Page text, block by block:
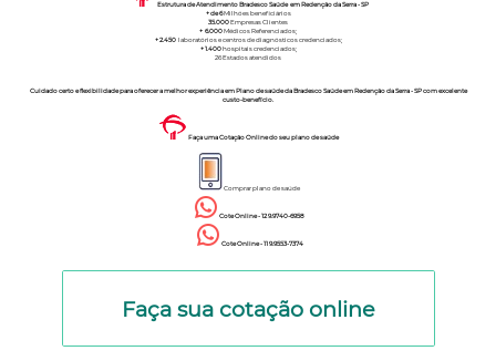
Faça sua cotação online
Estrutura de Atendimento Bradesco Saúde em Redenção da Serra - SP
+ de 6Milhões beneficiários
35.000 Empresas Clientes
+ 6.000 Médicos Referenciados;
+ 2.450laboratórios e centros de diagnósticos credenciados;
+ 1.400hospitais credenciados;
26 Estados atendidos
Cuidado certo e flexibilidade para oferecer a melhor experiência em Plano de saúde da Bradesco Saúde em Redenção da Serra - SP com excelente
custo-benefício.
Faça uma Cotação Online do seu plano de saúde
Comprar plano de saúde
Cote Online - 12 9.9740-6958
Cote Online - 11 9.9553-7374